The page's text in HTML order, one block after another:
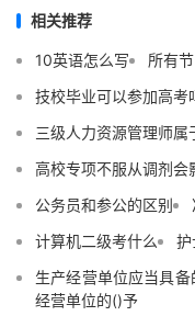
相关推荐
10英语怎么写 所有
技校毕业可以参加高考
三级人力资源管理师属
高校专项不服从调剂会
公务员和参公的区别
计算机二级考什么
护
生产经营单位应当具
经营单位的()予